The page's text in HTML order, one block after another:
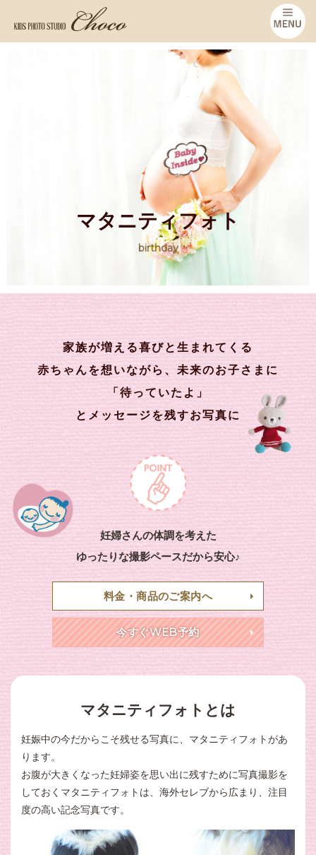
マタニティフォト
birthday
家族が増える喜びと生まれてくる
赤ちゃんを想いながら、未来のお子さまに
「待っていたよ」
とメッセージを残すお写真に
妊婦さんの体調を考えた
ゆったりな撮影ペースだから安心♪
料金・商品のご案内へ
今すぐWEB予約
マタニティフォトとは
妊娠中の今だからこそ残せる写真に、マタニティフォトがあ
ります。
お腹が大きくなった妊婦姿を思い出に残すために写真撮影を
しておくマタニティフォトは、海外セレブから広まり、注目
度の高い記念写真です。